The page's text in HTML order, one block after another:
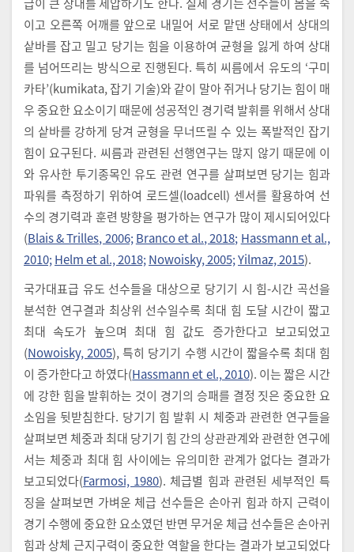
이고 오른쪽 어깨를 앞으로 내밀어 서로 맡댄 상태에서 상대의
샅바를 잡고 밀고 당기는 힘을 이용하여 균형을 잃게 하여 상대
를 넘어뜨리는 방식으로 진행된다. 특히 씨름에서 유도의 ‘구미
카타’(kumikata, 잡기 기술)와 같이 말아 쥐거나 당기는 힘이 매
우 중요한 요소이기 때문에 성공적인 경기력 발휘를 위해서 상대
의 샅바를 강하게 당겨 균형을 무너뜨릴 수 있는 폭발적인 잡기
힘이 요구된다. 씨름과 관련된 선행연구는 많지 않기 때문에 이
와 유사한 투기종목인 유도 관련 연구를 살펴보면 당기는 힘과
파워를 측정하기 위하여 로드셀(loadcell) 센서를 활용하여 선
수의 경기력과 훈련 방향을 평가하는 연구가 많이 제시되어있다
(Blais & Trilles, 2006; Branco et al., 2018; Hassmann et al.,
2010;Helm et al., 2018;Nowoisky, 2005;Yilmaz, 2015).
국가대표급 유도 선수들을 대상으로 당기기 시 힘-시간 곡선을
분석한 연구결과 최상위 선수일수록 최대 힘 도달 시간이 짧고
최대 속도가 높으며 최대 힘 값도 증가한다고 보고되었고
(Nowoisky, 2005), 특히 당기기 수행 시간이 짧을수록 최대 힘
이 증가한다고 하였다(Hassmann et el., 2010). 이는 짧은 시간
에 강한 힘을 발휘하는 것이 경기의 승패를 결정 짓은 중요한 요
소임을 뒷받침한다. 당기기 힘 발휘 시 체중과 관련한 연구들을
살펴보면 체중과 최대 당기기 힘 간의 상관관계와 관련한 연구에
서는 체중과 최대 힘 사이에는 유의미한 관계가 없다는 결과가
보고되었다(Farmosi, 1980). 체급별 힘과 관련된 세부적인 특
징을 살펴보면 가벼운 체급 선수들은 손아귀 힘과 하지 근력이
경기 수행에 중요한 요소였던 반면 무거운 체급 선수들은 손아귀
힘과 상체 근지구력이 중요한 역할을 한다는 결과가 보고되었다